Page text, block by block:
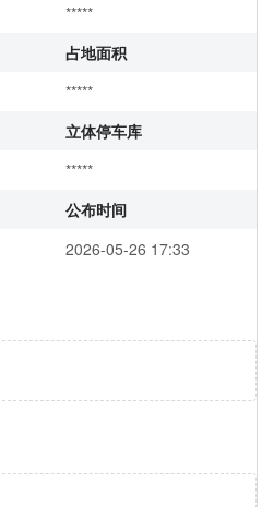
*****
占地面积
*****
立体停车库
*****
公布时间
2026-05-26 17:33